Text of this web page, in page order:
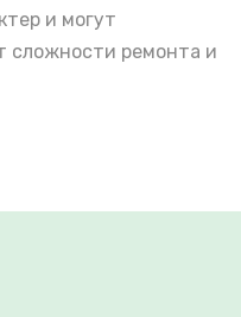
и могут
сложности ремонта и